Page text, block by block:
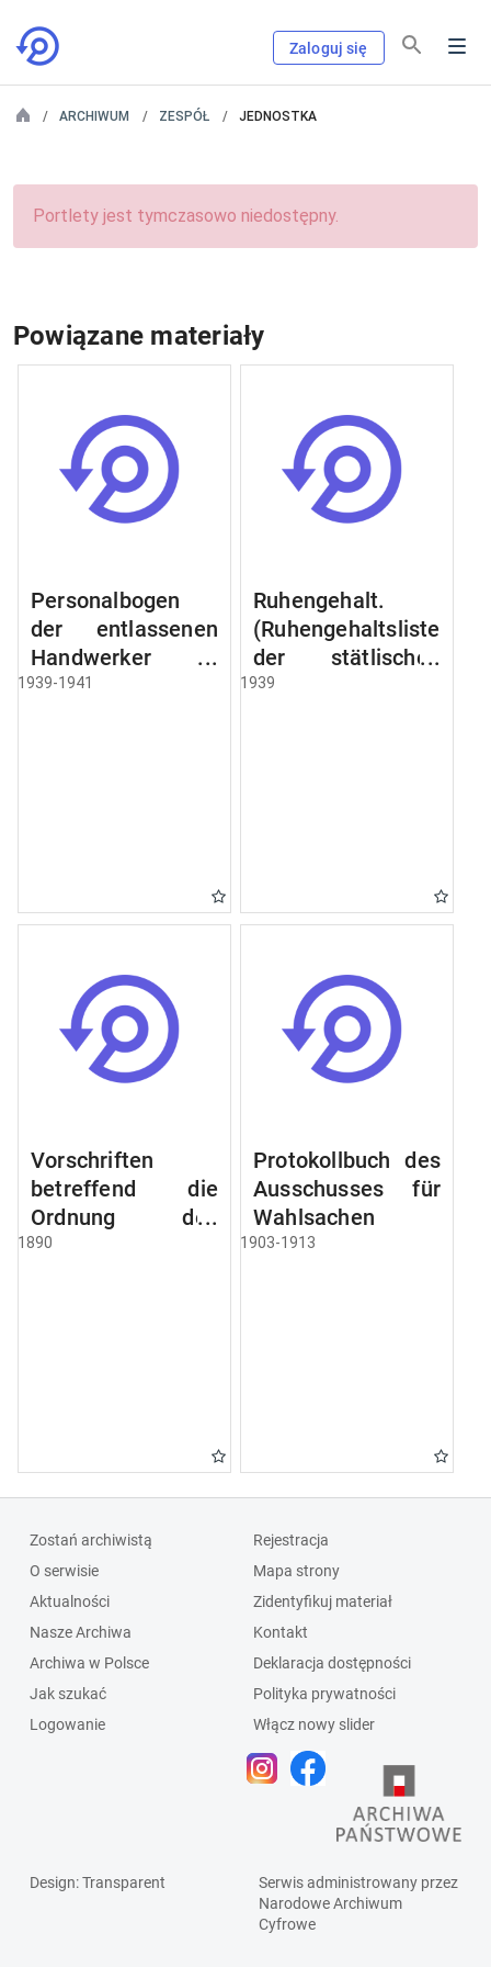
Zaloguj się
ARCHIWUM ZESPÓŁ JEDNOSTKA
Portlety jest tymczasowo niedostępny.
Powiązane materiały
Personalbogen
der entlassenen
Handwerker u.
Arbeiter des
1939-1941
Ruhengehalt.
(Ruhengehaltsliste
der stätlischen
Beamten u.
Raczyński! Schen
Bibliothek).
1939
Vorschriften
betreffend die
Ordnung des
Geschäftsganges
1890
Protokollbuch des
Ausschusses für
Wahlsachen
1903-1913
Zostań archiwistą
O serwisie
Aktualności
Nasze Archiwa
Archiwa w Polsce
Jak szukać
Logowanie
Rejestracja
Mapa strony
Zidentyfikuj materiał
Kontakt
Deklaracja dostępności
Polityka prywatności
Włącz nowy slider
Design: Transparent
Serwis administrowany przez
Narodowe Archiwum
Cyfrowe